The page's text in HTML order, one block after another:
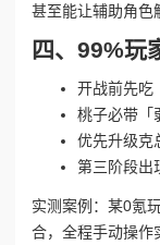
甚至能让辅助角色
四、99%玩
开战前先吃
桃子必带「
优先升级克
第三阶段出
实测案例：某0氪
合，全程手动操作